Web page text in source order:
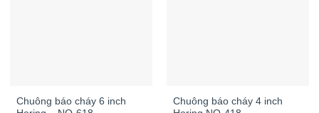
Chuông báo cháy 6 inch
Chuông báo cháy 4 inch